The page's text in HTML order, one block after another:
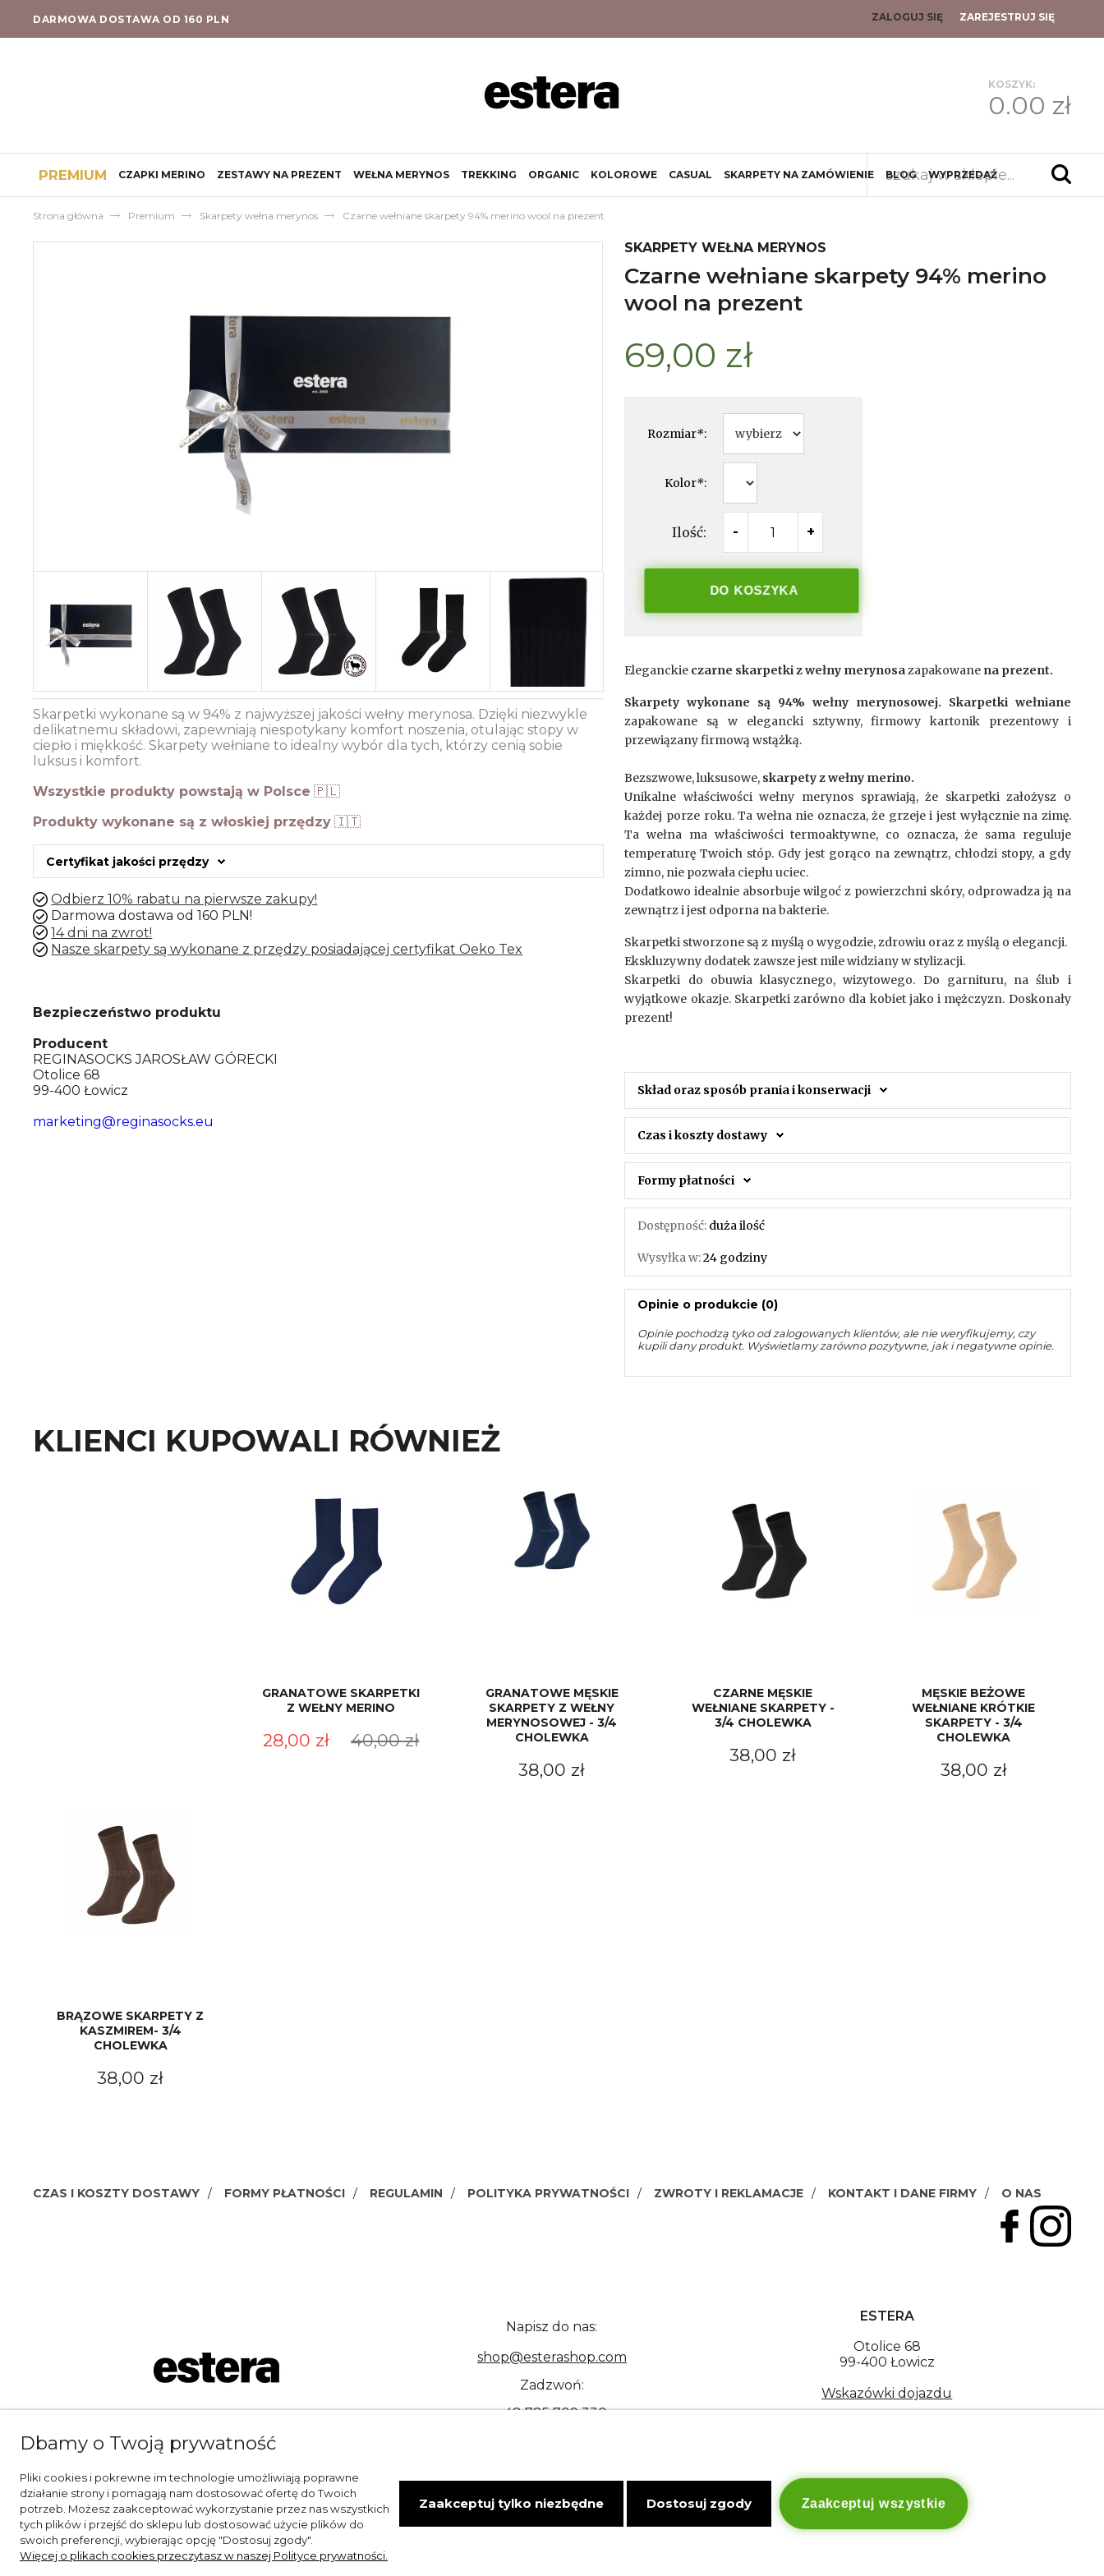
DARMOWA DOSTAWA OD 160 PLN ZALOGUJ SIĘ ZAREJESTRUJ SIĘ
KOSZYK:
0.00 zł
PREMIUM CZAPKI MERINO ZESTAWY NA PREZENT WEŁNA MERYNOS TREKKING ORGANIC KOLOROWE CASUAL SKARPETY NA ZAMÓWIENIE BLOG WYPRZEDAŻ
Strona główna Premium Skarpety wełna merynos Czarne wełniane skarpety 94% merino wool na prezent
Skarpetki wykonane są w 94% z najwyższej jakości wełny merynosa. Dzięki niezwykle
delikatnemu składowi, zapewniają niespotykany komfort noszenia, otulając stopy w
ciepło i miękkość. Skarpety wełniane to idealny wybór dla tych, którzy cenią sobie
luksus i komfort.
Wszystkie produkty powstają w Polsce 🇵🇱
Produkty wykonane są z włoskiej przędzy 🇮🇹
Certyfikat jakości przędzy
Odbierz 10% rabatu na pierwsze zakupy!
Darmowa dostawa od 160 PLN!
14 dni na zwrot!
Nasze skarpety są wykonane z przędzy posiadającej certyfikat Oeko Tex
Bezpieczeństwo produktu
Producent
REGINASOCKS JAROSŁAW GÓRECKI
Otolice 68
99-400 Łowicz
marketing@reginasocks.eu
SKARPETY WEŁNA MERYNOS
czarne wełniane skarpety 94% merino
wool na prezent
69,00 zł
Rozmiar*:
Kolor*:
Ilość: - +
DO KOSZYKA
Eleganckie czarne skarpetki z wełny merynosazapakowane na prezent.
Skarpety wykonane są 94% wełny merynosowej. Skarpetki wełniane
zapakowane są w elegancki sztywny, firmowy kartonik prezentowy i
przewiązany firmową wstążką.
Bezszwowe, luksusowe, skarpety z wełny merino.
Unikalne właściwości wełny merynos sprawiają, że skarpetki założysz o
każdej porze roku. Ta wełna nie oznacza, że grzeje i jest wyłącznie na zimę.
Ta wełna ma właściwości termoaktywne, co oznacza, że sama reguluje
temperaturę Twoich stóp. Gdy jest gorąco na zewnątrz, chłodzi stopy, a gdy
zimno, nie pozwała ciepłu uciec.
Dodatkowo idealnie absorbuje wilgoć z powierzchni skóry, odprowadza ją na
zewnątrz i jest odporna na bakterie.
Skarpetki stworzone są z myślą o wygodzie, zdrowiu oraz z myślą o elegancji.
Ekskluzywny dodatek zawsze jest mile widziany w stylizacji.
Skarpetki do obuwia klasycznego, wizytowego. Do garnituru, na ślub i
wyjątkowe okazje. Skarpetki zarówno dla kobiet jako i mężczyzn. Doskonały
prezent!
Skład oraz sposób prania i konserwacji
Czas i koszty dostawy
Formy płatności
Dostępność: duża ilość
Wysyłka w:24 godziny
Opinie o produkcie (0)
Opinie pochodzą tyko od zalogowanych klientów, ale nie weryfikujemy, czy
kupili dany produkt. Wyświetlamy zarówno pozytywne, jak i negatywne opinie.
KLIENCI KUPOWALI RÓWNIEŻ
GRANATOWE SKARPETKI
Z WEŁNY MERINO
28,00 zł 40,00 zł
GRANATOWE MĘSKIE
SKARPETY Z WEŁNY
MERYNOSOWEJ - 3/4
CHOLEWKA
38,00 zł
CZARNE MĘSKIE
WEŁNIANE SKARPETY -
3/4 CHOLEWKA
38,00 zł
MĘSKIE BEŻOWE
WEŁNIANE KRÓTKIE
SKARPETY - 3/4
CHOLEWKA
38,00 zł
BRĄZOWE SKARPETY Z
KASZMIREM- 3/4
CHOLEWKA
38,00 zł
CZAS I KOSZTY DOSTAWY FORMY PŁATNOŚCI REGULAMIN POLITYKA PRYWATNOŚCI ZWROTY I REKLAMACJE KONTAKT I DANE FIRMY O NAS
Napisz do nas:
shop@esterashop.com
Zadzwoń:
+48 785 709 330
ESTERA
Otolice 68
99-400 Łowicz
Wskazówki dojazdu
Copyright © Estera. Wszelkie prawa zastrzeżone.
Managed byDigitalCraft Solutions
Dbamy o Twoją prywatność
Pliki cookies i pokrewne im technologie umożliwiają poprawne
działanie strony i pomagają nam dostosować ofertę do Twoich
potrzeb. Możesz zaakceptować wykorzystanie przez nas wszystkich
tych plików i przejść do sklepu lub dostosować użycie plików do
swoich preferencji, wybierając opcję "Dostosuj zgody".
Więcej o plikach cookies przeczytasz w naszej Polityce prywatności.
Zaakceptuj tylko niezbędne Dostosuj zgody Zaakceptuj wszystkie